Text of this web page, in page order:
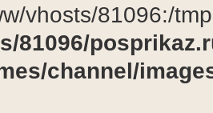
vhosts/81096:/
81096/
channel/